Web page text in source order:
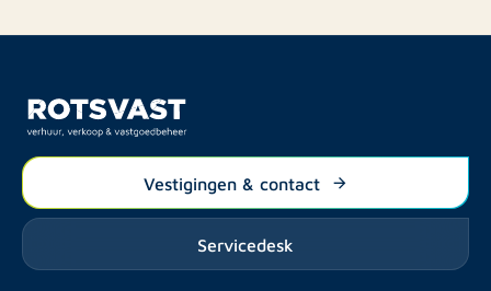
Vestigingen & contact
Servicedesk